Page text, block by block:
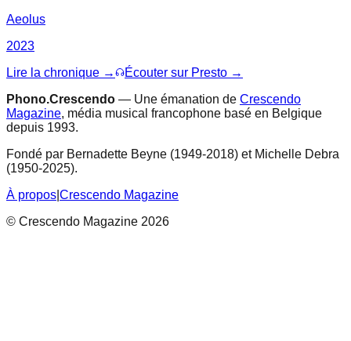
Aeolus
2023
Lire la chronique →
Écouter sur Presto →
Phono.Crescendo — Une émanation de Crescendo
Magazine, média musical francophone basé en Belgique
depuis 1993.
Fondé par Bernadette Beyne (1949-2018) et Michelle Debra
(1950-2025).
À propos Crescendo Magazine
© Crescendo Magazine 2026